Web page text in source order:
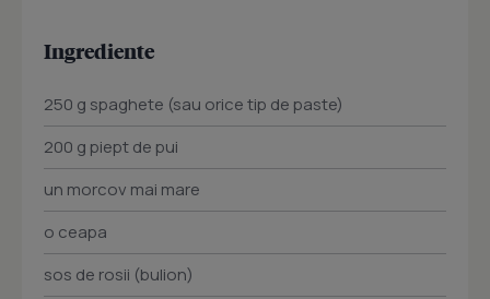
Ingrediente
250 g spaghete (sau orice tip de paste)
200 g piept de pui
un morcov mai mare
o ceapa
sos de rosii (bulion)